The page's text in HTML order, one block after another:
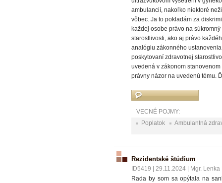
ambulancií, nakoľko niektoré
vôbec. Ja to pokladám za
každej osobe právo na
starostlivosti, ako aj právo
analógiu zákonného
poskytovaní zdravotnej
uvedená v zákonom
právny názor na uvedenú tému.
VECNÉ POJMY:
Poplatok
Ambulantná
Rezidentské štúdium
ID5419 29.11.2024
Mgr.
Rada by som sa opýtala na